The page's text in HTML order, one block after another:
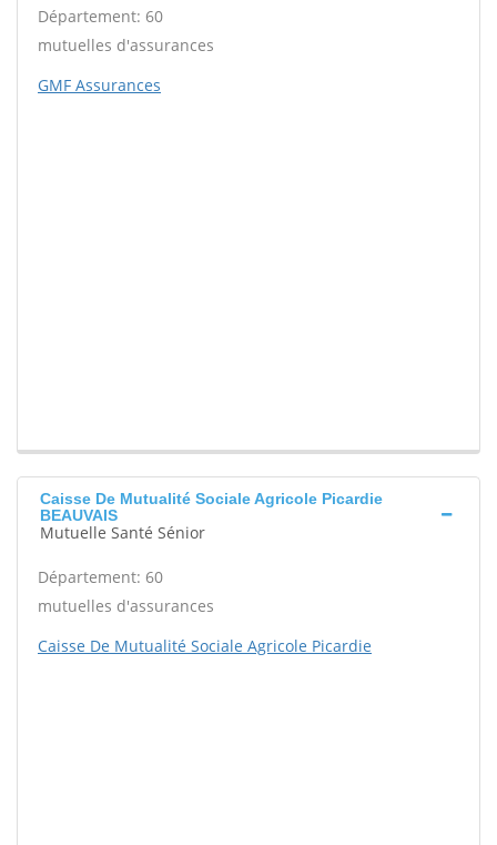
Département: 60
mutuelles d'assurances
GMF Assurances
Caisse De Mutualité Sociale Agricole Picardie
BEAUVAIS
Mutuelle Santé Sénior
Département: 60
mutuelles d'assurances
Caisse De Mutualité Sociale Agricole Picardie